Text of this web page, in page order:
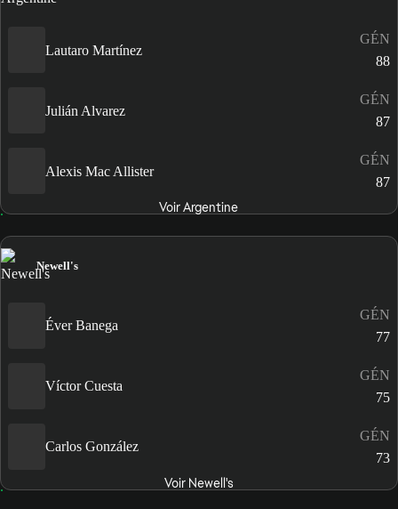
Lautaro Martínez
GÉN
88
Julián Alvarez
GÉN
87
Alexis Mac Allister
GÉN
87
Voir Argentine
Newell's
Éver Banega
GÉN
77
Víctor Cuesta
GÉN
75
Carlos González
GÉN
73
Voir Newell's